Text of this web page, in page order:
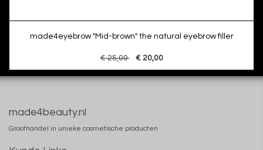
made4eyebrow "Mid-brown" the natural eyebrow filler
€ 25,00 € 20,00
made4beauty.nl
Groothandel in unieke cosmetische producten